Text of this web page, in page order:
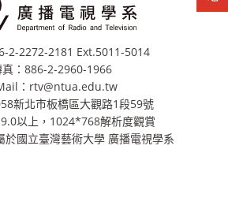
2-2272-2181 Ext.5011-5014
真：886-2-2960-1966
：rtv@ntua.edu.tw
新北市板橋區大觀路1段59號
以上，1024*768解析度觀賞
於國立臺灣藝術大學 廣播電視學系